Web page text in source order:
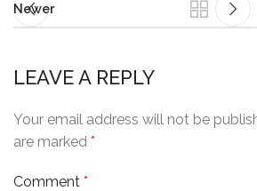
Newer
LEAVE A REPLY
Your email address will not be
are marked *
Comment *